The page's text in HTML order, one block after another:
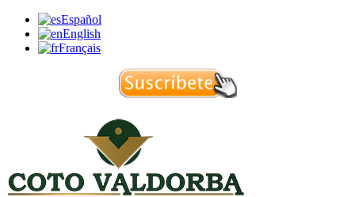
Español
English
Français